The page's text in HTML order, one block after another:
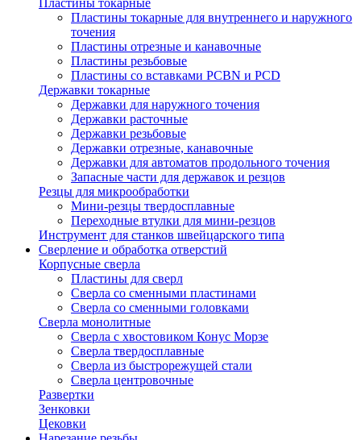
Пластины токарные
Пластины токарные для внутреннего и наружного
точения
Пластины отрезные и канавочные
Пластины резьбовые
Пластины со вставками PCBN и PCD
Державки токарные
Державки для наружного точения
Державки расточные
Державки резьбовые
Державки отрезные, канавочные
Державки для автоматов продольного точения
Запасные части для державок и резцов
Резцы для микрообработки
Мини-резцы твердосплавные
Переходные втулки для мини-резцов
Инструмент для станков швейцарского типа
Сверление и обработка отверстий
Корпусные сверла
Пластины для сверл
Сверла со сменными пластинами
Сверла со сменными головками
Сверла монолитные
Сверла с хвостовиком Конус Морзе
Сверла твердосплавные
Сверла из быстрорежущей стали
Сверла центровочные
Развертки
Зенковки
Цековки